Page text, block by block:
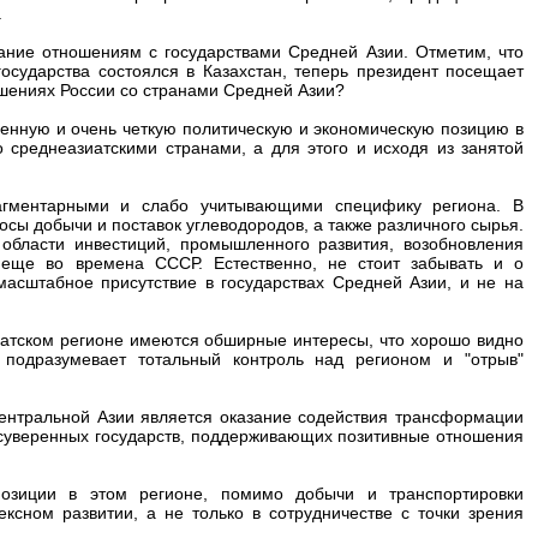
отношениям с государствами Средней Азии. Отметим, что
состоялся в Казахстан, теперь президент посещает
России со странами Средней Азии?
и очень четкую политическую и экономическую позицию в
странами, а для этого и исходя из занятой
и слабо учитывающими специфику региона. В
добычи и поставок углеводородов, а также различного сырья.
инвестиций, промышленного развития, возобновления
еще во времена СССР. Естественно, не стоит забывать и о
присутствие в государствах Средней Азии, и не на
регионе имеются обширные интересы, что хорошо видно
тотальный контроль над регионом и "отрыв"
Азии является оказание содействия трансформации
государств, поддерживающих позитивные отношения
в этом регионе, помимо добычи и транспортировки
развитии, а не только в сотрудничестве с точки зрения